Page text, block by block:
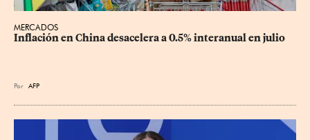
MERCADOS
Inflación en China desacelera a 0.5% interanual en julio
Por AFP